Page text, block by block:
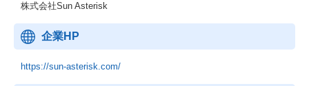
株式会社Sun Asterisk
企業HP
https://sun-asterisk.com/